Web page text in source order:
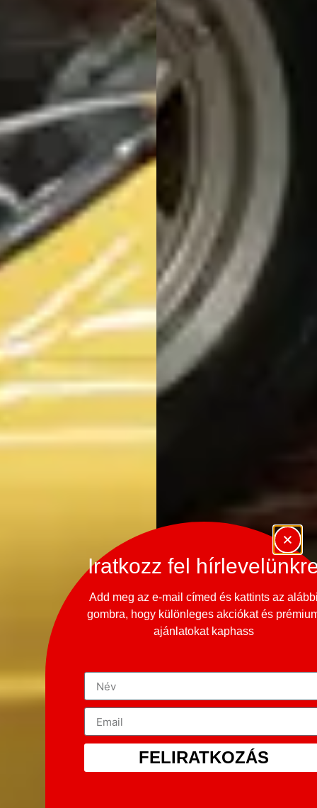
Iratkozz fel
Add meg az e-mail címed és kattints az
gombra, hogy különleges akciókat és
ajánlatokat kaphass
FELIRATKOZÁS